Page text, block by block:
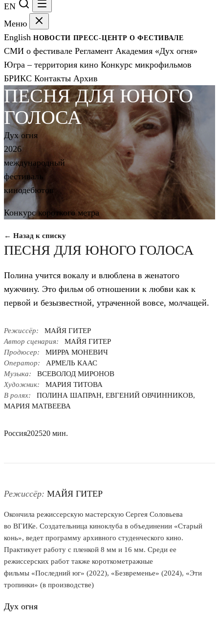
EN
Меню
English НОВОСТИ ПРЕСС-ЦЕНТРО ФЕСТИВАЛЕ
СМИ о фестивале Регламент Академия «Дух огня»
Югра – территория кино Конкурс микрофильмов
БРИКС Контакты Архив
ПЕСНЯ ДЛЯ ЮНОГО
ГОЛОСА
Дух огня
2026
международный
фестиваль
кинодебютов
Конкурс короткого метра
← Назад к списку
ПЕСНЯ ДЛЯ ЮНОГО ГОЛОСА
Полина учится вокалу и влюблена в женатого
мужчину. Это фильм об отношении к любви как к
первой и безызвестной, утраченной вовсе, молчащей.
Режиссёр:
МАЙЯ ГИТЕР
Автор сценария:
МАЙЯ ГИТЕР
Продюсер:
МИРРА МОНЕВИЧ
Оператор:
АРМЕЛЬ КААС
Музыка:
ВСЕВОЛОД МИРОНОВ
Художник:
МАРИЯ ТИТОВА
В ролях:
ПОЛИНА ШАПРАН, ЕВГЕНИЙ ОВЧИННИКОВ,
МАРИЯ МАТВЕЕВА
Россия202520 мин.
Режиссёр: МАЙЯ ГИТЕР
Окончила режиссерскую мастерскую Сергея Соловьева
во ВГИКе. Создательница киноклуба в объединении «Старый
конь», ведет программу архивного студенческого кино.
Практикует работу с пленкой 8 мм и 16 мм. Среди ее
режиссерских работ также короткометражные
фильмы «Последний юг» (2022), «Безвременье» (2024), «Эти
тропинки» (в производстве)
Дух огня